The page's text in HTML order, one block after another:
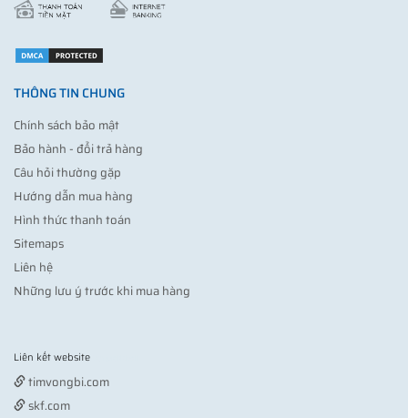
THÔNG TIN CHUNG
Chính sách bảo mật
Bảo hành - đổi trả hàng
Câu hỏi thường gặp
Hướng dẫn mua hàng
Hình thức thanh toán
Sitemaps
Liên hệ
Những lưu ý trước khi mua hàng
Liên kết website
timvongbi.com
skf.com